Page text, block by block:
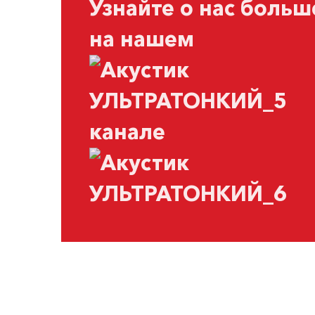
Узнайте о нас
на нашем
канале